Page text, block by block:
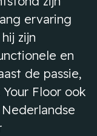
ervaring
zijn
en
de passie,
Floor ook